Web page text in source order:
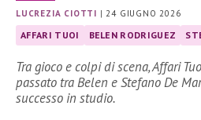
LUCREZIA CIOTTI |24 GIUGNO 2026
AFFARI TUOI BELEN RODRIGUEZ
Tra gioco e colpi di scena, Affari
passato tra Belen e Stefano De
successo in studio.